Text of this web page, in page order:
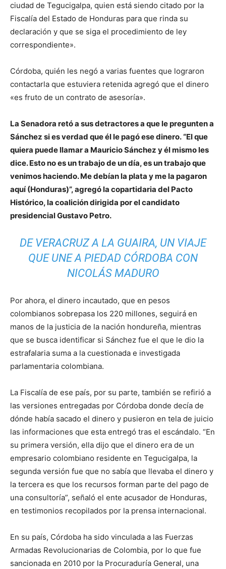
ciudad de Tegucigalpa, quien está siendo citado por la
Fiscalía del Estado de Honduras para que rinda su
declaración y que se siga el procedimiento de ley
correspondiente».
Córdoba, quién les negó a varias fuentes que lograron
contactarla que estuviera retenida agregó que el dinero
«es fruto de un contrato de asesoría».
La Senadora retó a sus detractores a que le pregunten a
Sánchez si es verdad que él le pagó ese dinero. “El que
quiera puede llamar a Mauricio Sánchez y él mismo les
dice. Esto no es un trabajo de un día, es un trabajo que
venimos haciendo. Me debían la plata y me la pagaron
aquí (Honduras)”, agregó la copartidaria del Pacto
Histórico, la coalición dirigida por el candidato
presidencial Gustavo Petro.
DE VERACRUZ A LA GUAIRA, UN VIAJE
QUE UNE A PIEDAD CÓRDOBA CON
NICOLÁS MADURO
Por ahora, el dinero incautado, que en pesos
colombianos sobrepasa los 220 millones, seguirá en
manos de la justicia de la nación hondureña, mientras
que se busca identificar si Sánchez fue el que le dio la
estrafalaria suma a la cuestionada e investigada
parlamentaria colombiana.
La Fiscalía de ese país, por su parte, también se refirió a
las versiones entregadas por Córdoba donde decía de
dónde había sacado el dinero y pusieron en tela de juicio
las informaciones que esta entregó tras el escándalo. “En
su primera versión, ella dijo que el dinero era de un
empresario colombiano residente en Tegucigalpa, la
segunda versión fue que no sabía que llevaba el dinero y
la tercera es que los recursos forman parte del pago de
una consultoría”, señaló el ente acusador de Honduras,
en testimonios recopilados por la prensa internacional.
En su país, Córdoba ha sido vinculada a las Fuerzas
Armadas Revolucionarias de Colombia, por lo que fue
sancionada en 2010 por la Procuraduría General, una